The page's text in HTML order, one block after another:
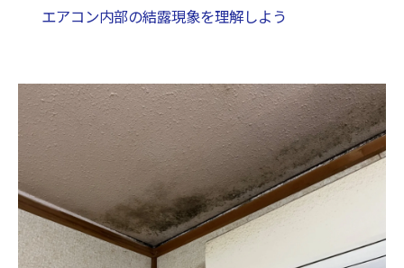
エアコン内部の結露現象を理解しよう